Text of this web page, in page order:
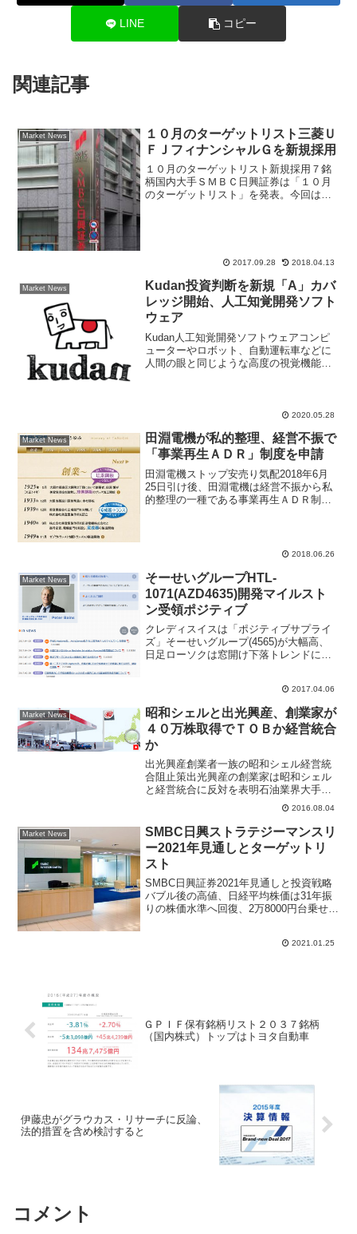
LINE コピー
関連記事
Market News
１０月のターゲットリスト三菱Ｕ
ＦＪフィナンシャルＧを新規採用
１０月のターゲットリスト新規採用７銘
柄国内大手ＳＭＢＣ日興証券は「１０月
のターゲットリスト」を発表。今回は１
2017.09.28 2018.04.13
Market News
Kudan投資判断を新規「A」カバ
レッジ開始、人工知覚開発ソフト
ウェア
Kudan人工知覚開発ソフトウェアコンピ
ューターやロボット、自動運転車などに
人間の眼と同じような高度の視覚機能を
2020.05.28
Market News
田淵電機が私的整理、経営不振で
「事業再生ＡＤＲ」制度を申請
田淵電機ストップ安売り気配2018年6月
25日引け後、田淵電機は経営不振から私
的整理の一種である事業再生ＡＤＲ制度
2018.06.26
Market News
そーせいグループHTL-
1071(AZD4635)開発マイルスト
ン受領ポジティブ
クレディスイスは「ポジティブサプライ
ズ」そーせいグループ(4565)が大幅高、
日足ローソクは窓開け下落トレンドにコ
ゼネカから1200万ドルのマイルストン受
領を発表し...
2017.04.06
Market News
昭和シェルと出光興産、創業家が
４０万株取得でＴＯＢか経営統合
か
出光興産創業者一族の昭和シェル経営統
合阻止策出光興産の創業家は昭和シェル
と経営統合に反対を表明石油業界大手の
出光興産(5019)と昭和シェル(5002)が経営
統合を目指すことになっていたが、出光
興産の創業家側が経営統合に反対表明を
した。出光...
2016.08.04
Market News
SMBC日興ストラテジーマンスリ
ー2021年見通しとターゲットリ
スト
SMBC日興証券2021年見通しと投資戦略
バブル後の高値、日経平均株価は31年振
りの株価水準へ回復、2万8000円台乗せと
過剰流動性相場を作り上げている。証券
2021.01.25
ＧＰＩＦ保有銘柄リスト２０３７銘柄
（国内株式）トップはトヨタ自動車
伊藤忠がグラウカス・リサーチに反論、
法的措置を含め検討すると
コメント